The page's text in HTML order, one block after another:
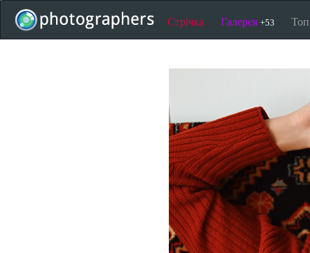
Стрічка Галерея +53